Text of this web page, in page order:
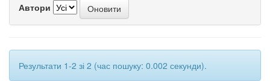
Автори
Результати 1-2 зі 2 (час пошуку: 0.002 секунди).